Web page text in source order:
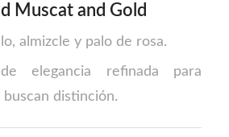
Muscat and Gold
almizcle y palo de rosa.
elegancia refinada para
distinción.